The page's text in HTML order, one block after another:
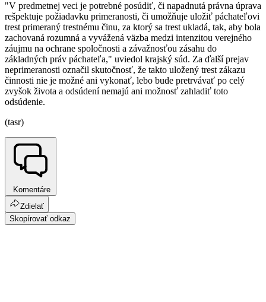
"V predmetnej veci je potrebné posúdiť, či napadnutá právna úprava
rešpektuje požiadavku primeranosti, či umožňuje uložiť páchateľovi
trest primeraný trestnému činu, za ktorý sa trest ukladá, tak, aby bola
zachovaná rozumná a vyvážená väzba medzi intenzitou verejného
záujmu na ochrane spoločnosti a závažnosťou zásahu do
základných práv páchateľa," uviedol krajský súd. Za ďalší prejav
neprimeranosti označil skutočnosť, že takto uložený trest zákazu
činnosti nie je možné ani vykonať, lebo bude pretrvávať po celý
zvyšok života a odsúdení nemajú ani možnosť zahladiť toto
odsúdenie.
(tasr)
Komentáre
Zdielať
Skopírovať odkaz